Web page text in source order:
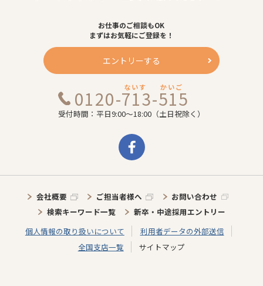
お仕事のご相談もOK
まずはお気軽にご登録を！
エントリーする
0120-713-515
ないす かいご
受付時間：平日9:00～18:00（土日祝除く）
会社概要 ご担当者様へ
お問い合わせ
検索キーワード一覧
新卒・中途採用エントリー
個人情報の取り扱いについて
利用者データの外部送信
全国支店一覧
サイトマップ